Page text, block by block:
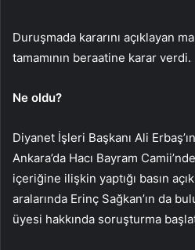
Duruşmada kararını açıklayan
tamamının beraatine karar verdi.
Ne oldu?
Diyanet İşleri Başkanı Ali
Ankara’da Hacı Bayram
içeriğine ilişkin yaptığı basın
aralarında Erinç Sağkan’ın da
üyesi hakkında soruşturma